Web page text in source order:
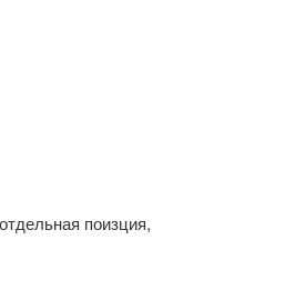
поизция,